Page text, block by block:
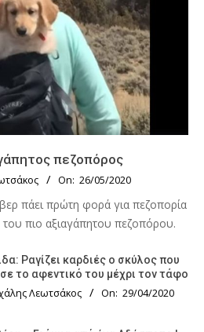
πεζοπόρος
On: 26/05/2020
πάει πρώτη φορά για πεζοπορία
του πιο αξιαγάπητου πεζοπόρου.
Ραγίζει καρδιές ο σκύλος που
το αφεντικό του μέχρι τον τάφο
Λεωτσάκος On: 29/04/2020